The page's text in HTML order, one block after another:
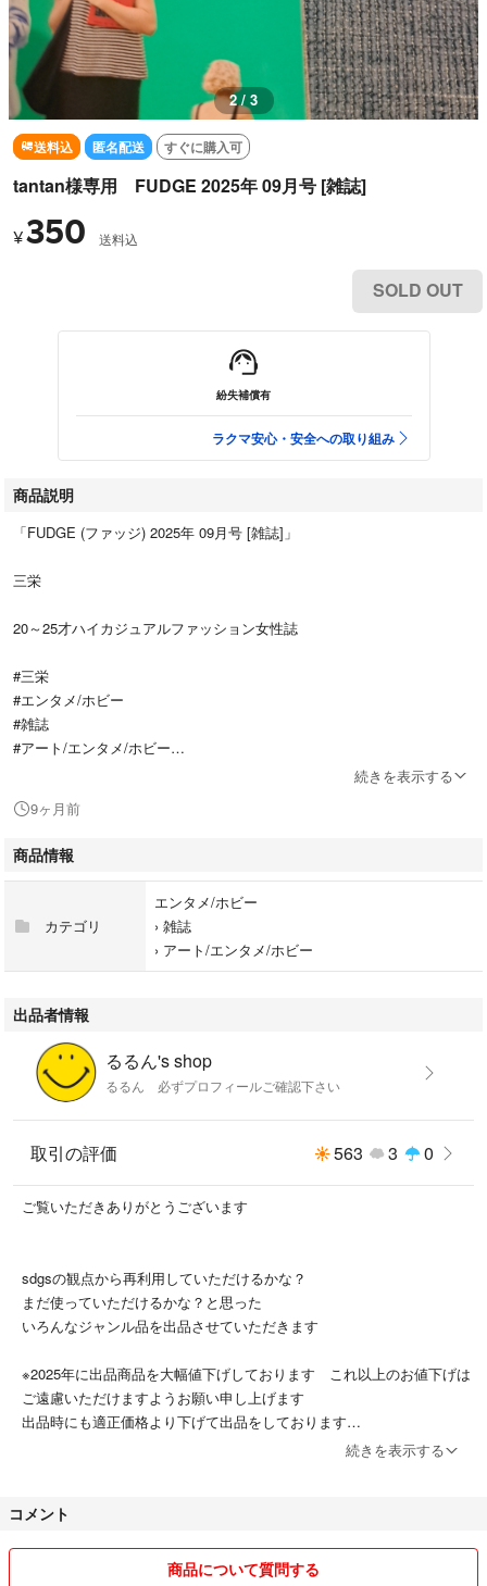
3 / 3
送料込 匿名配送 すぐに購入可
tantan様専用 FUDGE 2025年 09月号 [雑誌]
¥350 送料込
SOLD OUT
紛失補償有
ラクマ安心・安全への取り組み
商品説明
「FUDGE (ファッジ) 2025年 09月号 [雑誌]」
三栄
20～25才ハイカジュアルファッション女性誌
#三栄
#エンタメ/ホビー
#雑誌
#アート/エンタメ/ホビー
表紙に少し折れあり
ご理解の上、ご購入宜しくお願いいたします
続きを表示する
9ヶ月前
商品情報
カテゴリ
エンタメ/ホビー
› 雑誌
› アート/エンタメ/ホビー
出品者情報
るるん's shop
るるん 必ずプロフィールご確認下さい
取引の評価 563 3 0
ご覧いただきありがとうございます
sdgsの観点から再利用していただけるかな？
まだ使っていただけるかな？と思った
いろんなジャンル品を出品させていただきます
※2025年に出品商品を大幅値下げしております これ以上のお値下げは
ご遠慮いただけますようお願い申し上げます
出品時にも適正価格より下げて出品をしております
お値下げ希望に関するコメントにはご回答を控えさせていただくことが
梱包を簡易にさせていただいております ご理解の程宜しくお願い致し
続きを表示する
コメント
商品について質問する